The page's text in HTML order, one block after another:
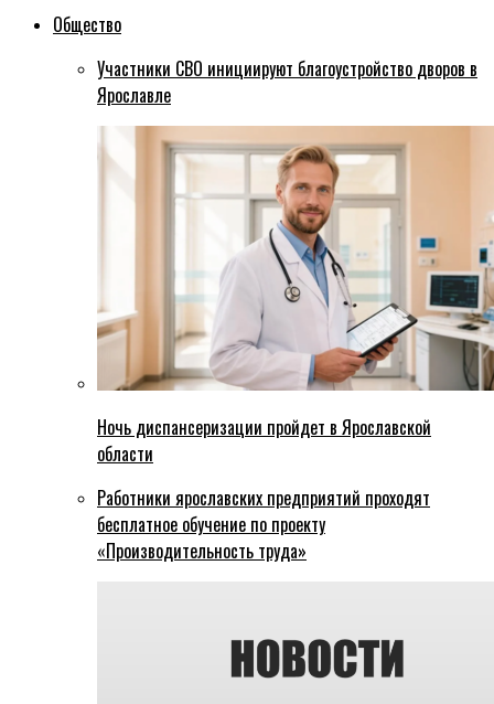
Общество
Участники СВО инициируют благоустройство дворов в
Ярославле
Ночь диспансеризации пройдет в Ярославской
области
Работники ярославских предприятий проходят
бесплатное обучение по проекту
«Производительность труда»